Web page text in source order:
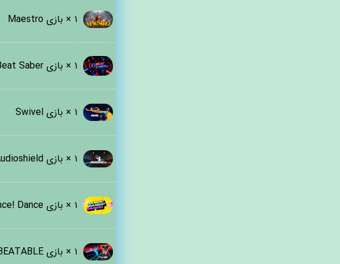
۱ × بازی Maestro
۱ × بازی Beat Saber فول پکیج
۱ × بازی Swivel
۱ × بازی Audioshield
۱ × بازی Dance! Dance! Dance!
۱ × بازی BEATABLE